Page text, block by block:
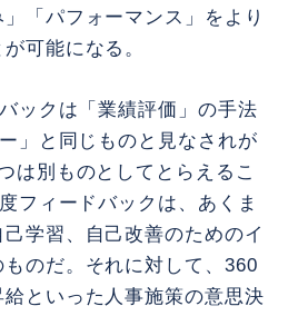
「パフォーマンス」をより
可能になる。
ックは「業績評価」の手法
」と同じものと見なされが
は別ものとしてとらえるこ
フィードバックは、あくま
学習、自己改善のためのイ
のだ。それに対して、360
といった人事施策の意思決